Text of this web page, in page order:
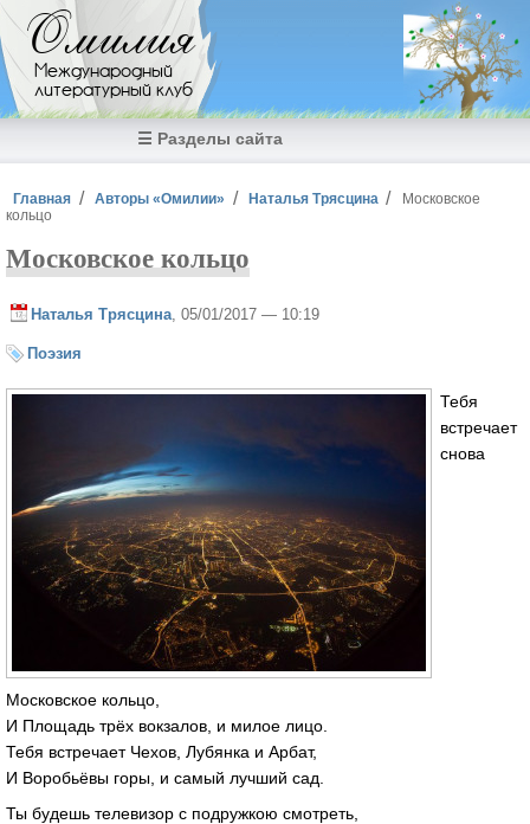
Перейти к основному содержанию
Омилия
Международный
литературный клуб
☰ Разделы сайта
Вы здесь
Главная Авторы «Омилии» Наталья Трясцина
Московское
кольцо
Московское кольцо
Наталья Трясцина , 05/01/2017 — 10:19
Поэзия
Тебя
встречает
снова
Московское кольцо,
И Площадь трёх вокзалов, и милое лицо.
Тебя встречает Чехов, Лубянка и Арбат,
И Воробьёвы горы, и самый лучший сад.
Ты будешь телевизор с подружкою смотреть,